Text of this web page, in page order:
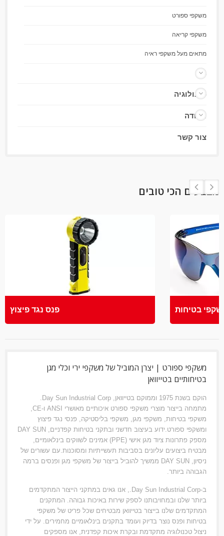
משקפי ספורט
משקפי קריאה
מתאים מעל משקפי ראיה
פנס
טכנולוגיה
תעודה
צור קשר
הכי טובים
פנס נגד פיצוץ בטיחות
משקפי ספורט | יצרן המוביל של משקפי ירי וכלי מגן
בטיחותיים בטייוואן
הוקם בשנת 1975 וממוקם בטייוואן, Day Sun Industrial Corp.
מתמחה בייצור מוצרי משקפי ספורט איכותיים מאושרי ANSI ו-CE,
משקפי בטיחות, משקפי מגן, משקפי בליסטיקה, פנסי נגד פיצוץ
ומשקפי ספורט.ידוע בעיצוב חדשני ובתקני בטיחות קפדניים, DAY SUN
מספק פתרונות ציוד מגן אישי (PPE) אמינים לשווקים בינלאומיים,
מבטיח ביצועים עליונים בסביבות תעשייתיות ומסוכנות.עם עשורים של
ניסיון, DAY SUN ממשיך להוביל בייצור של משקפי מגן ופנסים ברמה
הגבוהה ביותר.
ב-Day Sun Industrial Corp., אנו גאים במתקני הייצור המתקדמים
ביותר שלנו ובמחויבותנו לספק שירות באיכות גבוהה. המתקנים
המתקדמים שלנו בייצור בטייוואן מבטיחים שכל פריט של משקפי
בטיחות ופנס נוצר בדיוק ועומד בתקנים בינלאומיים מחמירים. על ידי
ניצול טכנולוגיה מתקדמת ובקרת איכות קפדנית, אנו מספקים